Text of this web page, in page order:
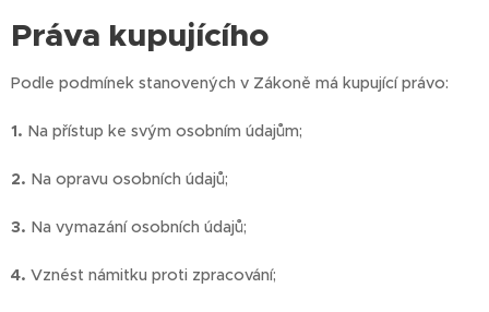
Práva kupujícího
Podle podmínek stanovených v Zákoně má kupující právo:
1. Na přístup ke svým osobním údajům;
2. Na opravu osobních údajů;
3. Na vymazání osobních údajů;
4. Vznést námitku proti zpracování;